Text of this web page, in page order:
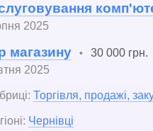
2025
магазину • 30 000 грн.
2025
Торгівля, продажі,
Чернівці